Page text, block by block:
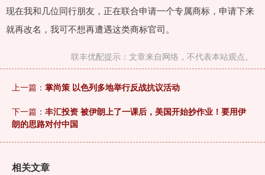
现在我和几位同行朋友，正在联合申请一个专属商标，申请下来
就再改名，我可不想再遭遇这类商标官司。
联丰优配提示：文章来自网络，不代表本站观点。
上一篇： 掌尚策 以色列多地举行反战抗议活动
下一篇： 丰汇投资 被伊朗上了一课后，美国开始抄作业！要用伊
朗的思路对付中国
相关文章